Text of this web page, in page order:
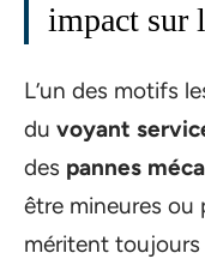
impact sur
L’un des motifs
du voyant
des pannes
être mineures ou
méritent